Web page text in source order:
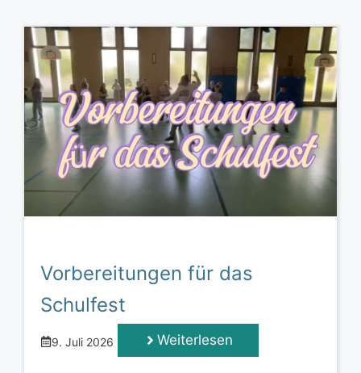
Vorbereitungen für das
Schulfest
9. Juli 2026 Weiterlesen